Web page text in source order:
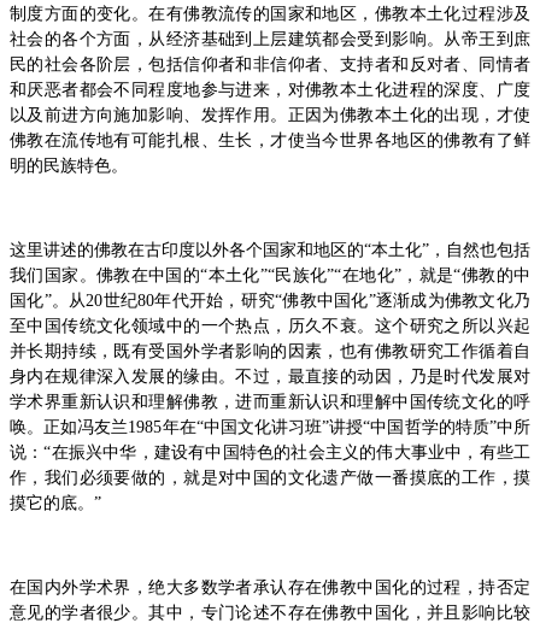
制度方面的变化。在有佛教流传的国家和地区，佛教本土化过程涉及
社会的各个方面，从经济基础到上层建筑都会受到影响。从帝王到庶
民的社会各阶层，包括信仰者和非信仰者、支持者和反对者、同情者
和厌恶者都会不同程度地参与进来，对佛教本土化进程的深度、广度
以及前进方向施加影响、发挥作用。正因为佛教本土化的出现，才使
佛教在流传地有可能扎根、生长，才使当今世界各地区的佛教有了鲜
明的民族特色。
这里讲述的佛教在古印度以外各个国家和地区的“本土化”，自然也包括
我们国家。佛教在中国的“本土化”“民族化”“在地化”，就是“佛教的中
国化”。从20世纪80年代开始，研究“佛教中国化”逐渐成为佛教文化乃
至中国传统文化领域中的一个热点，历久不衰。这个研究之所以兴起
并长期持续，既有受国外学者影响的因素，也有佛教研究工作循着自
身内在规律深入发展的缘由。不过，最直接的动因，乃是时代发展对
学术界重新认识和理解佛教，进而重新认识和理解中国传统文化的呼
唤。正如冯友兰1985年在“中国文化讲习班”讲授“中国哲学的特质”中所
说：“在振兴中华，建设有中国特色的社会主义的伟大事业中，有些工
作，我们必须要做的，就是对中国的文化遗产做一番摸底的工作，摸
摸它的底。”
在国内外学术界，绝大多数学者承认存在佛教中国化的过程，持否定
意见的学者很少。其中，专门论述不存在佛教中国化，并且影响比较